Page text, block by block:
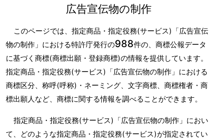
広告宣伝物の制作
このページでは、指定商品・指定役務(サービス)「広告宣伝
物の制作」における特許庁発行の988件の、商標公報データ
に基づく商標(商標出願・登録商標)の情報を提供しています。
指定商品・指定役務(サービス)「広告宣伝物の制作」における
商標区分、称呼(呼称)・ネーミング、文字商標、商標権者・商
標出願人など、商標に関する情報を調べることができます。
指定商品・指定役務(サービス)「広告宣伝物の制作」におい
て、どのような指定商品・指定役務(サービス)が指定されてい